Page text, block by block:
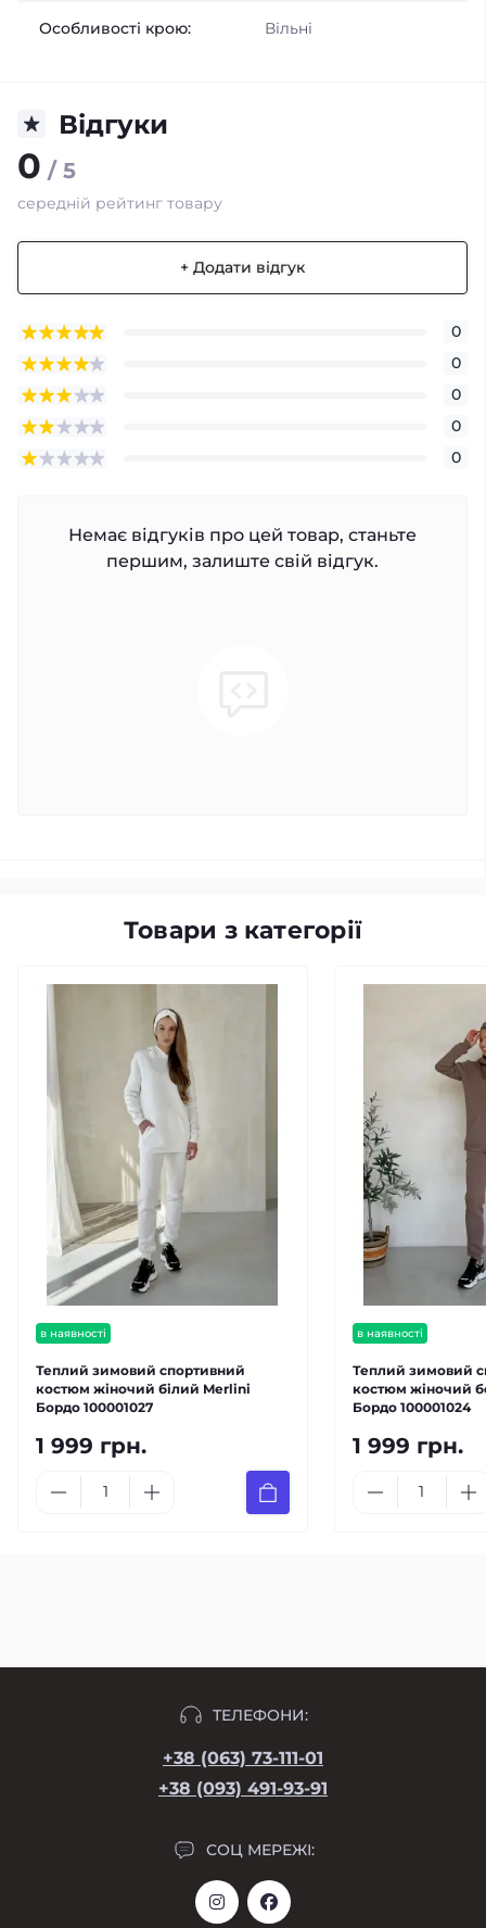
Особливості крою: Вільні
Відгуки
0 / 5
середній рейтинг товару
+ Додати відгук
0
0
0
0
0
Немає відгуків про цей товар, станьте
першим, залиште свій відгук.
Товари з категорії
в наявності
Теплий зимовий спортивний
костюм жіночий білий Merlini
Бордо 100001027
1 999 грн.
в наявності
Теплий зимовий
костюм жіночий
Бордо 100001024
1 999 грн.
ТЕЛЕФОНИ:
+38 (063) 73-111-01
+38 (093) 491-93-91
СОЦ МЕРЕЖІ: